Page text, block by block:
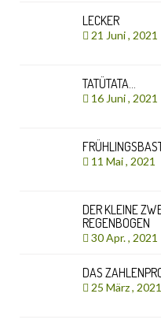
LECKER
21 Juni , 2021
TATÜTATA…
16 Juni , 2021
11 Mai , 2021
DER KLEINE
REGENBOGEN
30 Apr. , 2021
DAS
25 März , 2021